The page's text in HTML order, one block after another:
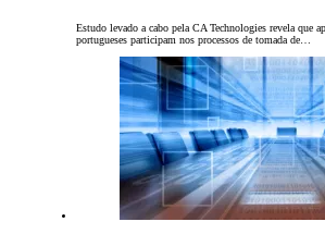
Estudo levado a cabo pela CA Technologies revela que
portugueses participam nos processos de tomada de…